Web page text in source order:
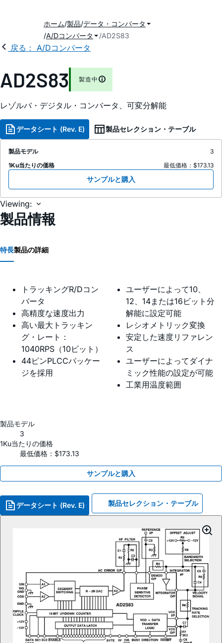
ホーム 製品 データ・コンバータ
A/Dコンバータ
AD2S83
戻る： A/Dコンバータ
AD2S83 製造中
レゾルバ・デジタル・コンバータ、可変分解能
データシート (Rev. E) 製品セレクション・テーブル
製品モデル
3
1Ku当たりの価格
最低価格：$173.13
サンプルと購入
Viewing:
製品情報
特長製品の詳細
トラッキングR/Dコン
バータ
高精度な速度出力
高い最大トラッキン
グ・レート：
1040RPS（10ビット）
44ピンPLCCパッケー
ジを採用
ユーザーによって10、
12、14または16ビット分
解能に設定可能
レシオメトリック変換
安定した速度リファレン
ス
ユーザーによってダイナ
ミック性能の設定が可能
工業用温度範囲
製品モデル
3
1Ku当たりの価格
最低価格：$173.13
サンプルと購入
データシート (Rev. E) 製品セレクション・テーブル